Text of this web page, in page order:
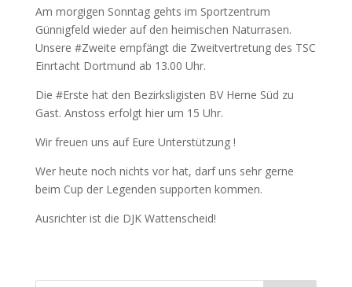
Am morgigen Sonntag gehts im Sportzentrum
Günnigfeld wieder auf den heimischen Naturrasen.
Unsere #Zweite empfängt die Zweitvertretung des TSC
Einrtacht Dortmund ab 13.00 Uhr.
Die #Erste hat den Bezirksligisten BV Herne Süd zu
Gast. Anstoss erfolgt hier um 15 Uhr.
Wir freuen uns auf Eure Unterstützung !
Wer heute noch nichts vor hat, darf uns sehr gerne
beim Cup der Legenden supporten kommen.
Ausrichter ist die DJK Wattenscheid!